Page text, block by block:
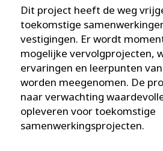
Dit project heeft de weg
toekomstige
vestigingen. Er wordt
mogelijke vervolgprojecten,
ervaringen en leerpunten
worden meegenomen. De
naar verwachting
opleveren voor toekomstige
samenwerkingsprojecten.